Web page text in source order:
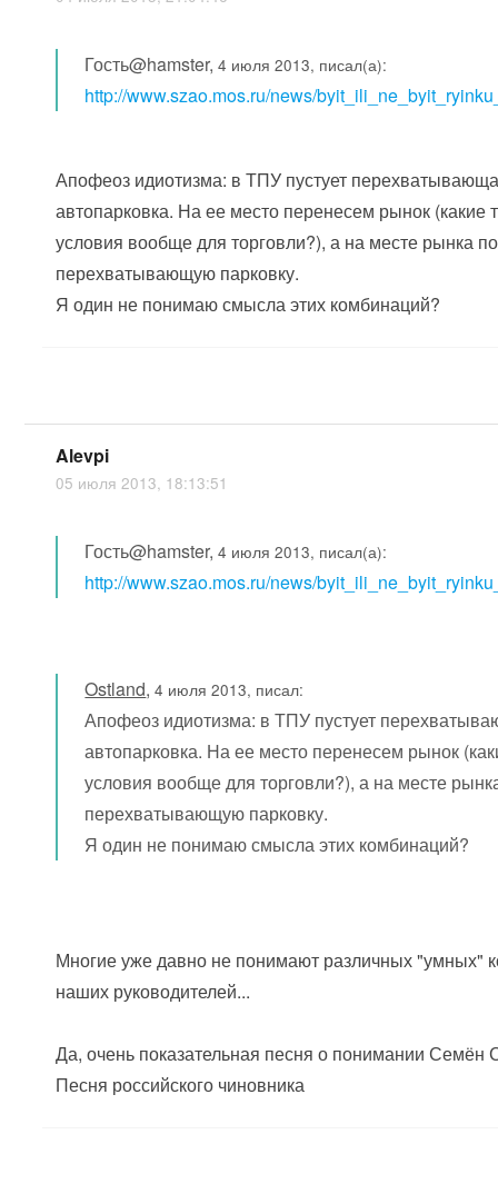
Гость@hamster,4 июля 2013, писал(а):
http://www.szao.mos.ru/news/
Апофеоз идиотизма: в ТПУ пустует
автопарковка. На ее место перенесем рынок (какие
условия вообще для торговли?), а на месте рынка
перехватывающую парковку.
Я один не понимаю смысла этих комбинаций?
Alevpi
05 июля 2013, 18:13:51
Гость@hamster,4 июля 2013, писал(а):
http://www.szao.mos.ru/news/
Ostland,4 июля 2013, писал:
Апофеоз идиотизма: в ТПУ пустует
автопарковка. На ее место перенесем рынок
условия вообще для торговли?), а на месте
перехватывающую парковку.
Я один не понимаю смысла этих комбинаций?
Многие уже давно не понимают различных "умных"
наших руководителей...
Да, очень показательная песня о понимании Семён
Песня российского чиновника